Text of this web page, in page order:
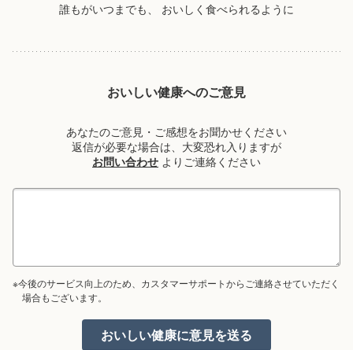
誰もがいつまでも、 おいしく食べられるように
おいしい健康へのご意見
あなたのご意見・ご感想をお聞かせください
返信が必要な場合は、大変恐れ入りますが
お問い合わせ よりご連絡ください
※今後のサービス向上のため、カスタマーサポートからご連絡させていただく
場合もございます。